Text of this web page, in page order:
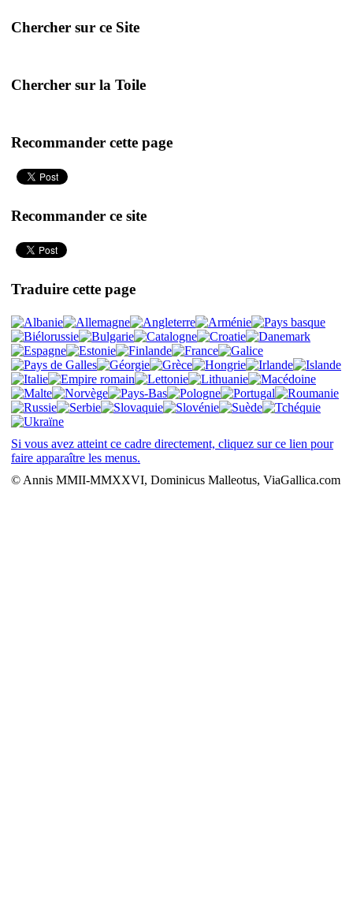
Chercher sur ce Site
Chercher sur la Toile
Recommander cette page
Recommander ce site
Traduire cette page
Si vous avez atteint ce cadre directement, cliquez sur ce lien pour
faire apparaître les menus.
© Annis MMII-MMXXVI, Dominicus Malleotus, ViaGallica.com